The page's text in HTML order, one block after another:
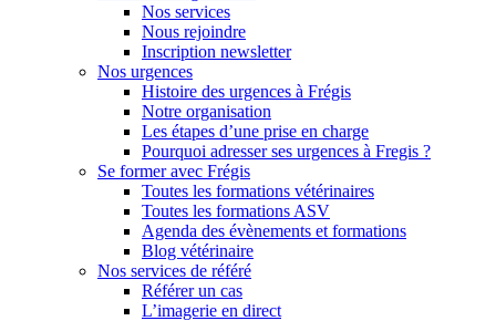
Nos services
Nous rejoindre
Inscription newsletter
Nos urgences
Histoire des urgences à Frégis
Notre organisation
Les étapes d’une prise en charge
Pourquoi adresser ses urgences à Fregis ?
Se former avec Frégis
Toutes les formations vétérinaires
Toutes les formations ASV
Agenda des évènements et formations
Blog vétérinaire
Nos services de référé
Référer un cas
L’imagerie en direct